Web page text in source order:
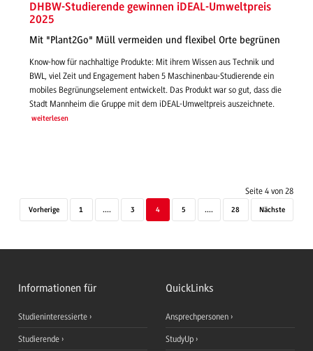
DHBW-Studierende gewinnen iDEAL-Umweltpreis
2025
Mit "Plant2Go" Müll vermeiden und flexibel Orte begrünen
Know-how für nachhaltige Produkte: Mit ihrem Wissen aus Technik und
BWL, viel Zeit und Engagement haben 5 Maschinenbau-Studierende ein
mobiles Begrünungselement entwickelt. Das Produkt war so gut, dass die
Stadt Mannheim die Gruppe mit dem iDEAL-Umweltpreis auszeichnete.
weiterlesen
Seite 4 von 28
Vorherige 1 .... 3 4 5 .... 28 Nächste
Informationen für
Studieninteressierte
Studierende
QuickLinks
Ansprechpersonen
StudyUp